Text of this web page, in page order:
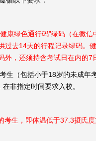
康绿色通行码”绿码（在微
过去14天的行程记录绿码。
外，还须持含考试日在内的
生（包括小于18岁的未成
非指定时间要求入校。
考生，即体温低于37.3摄氏